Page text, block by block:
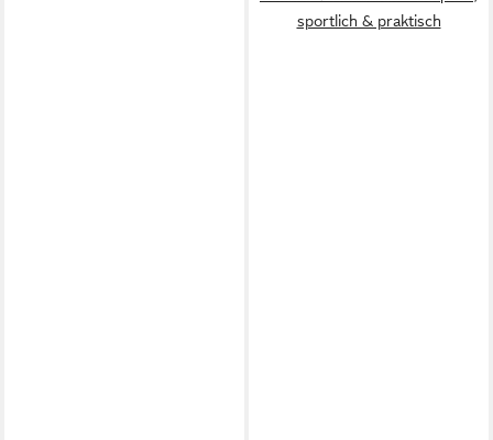
sportlich & praktisch